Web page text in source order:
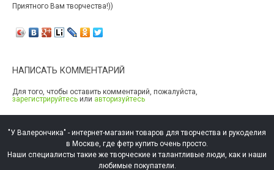
Приятного Вам творчества!))
НАПИСАТЬ КОММЕНТАРИЙ
Для того, чтобы оставить комментарий, пожалуйста,
зарегистрируйтесь или авторизуйтесь
"У Валерончика" - интернет-магазин товаров для творчества и рукоделия
в Москве, где фетр купить очень просто.
Наши специалисты такие же творческие и талантливые люди, как и наши
любимые покупатели.